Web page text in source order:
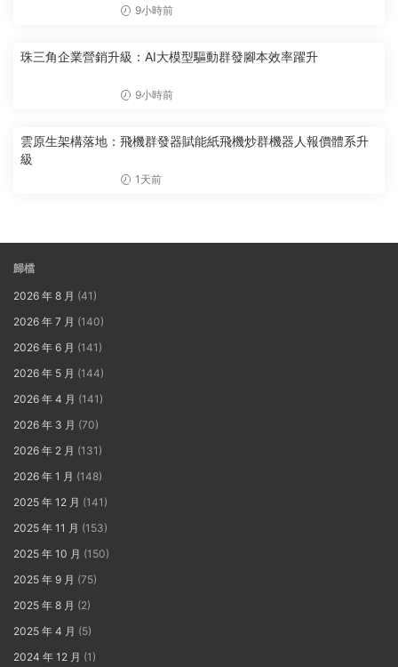
9小時前
珠三角企業營銷升級：AI大模型驅動群發腳本效率躍升
9小時前
雲原生架構落地：飛機群發器賦能紙飛機炒群機器人報價體系升
級
1天前
歸檔
2026 年 8 月 (41)
2026 年 7 月 (140)
2026 年 6 月 (141)
2026 年 5 月 (144)
2026 年 4 月 (141)
2026 年 3 月 (70)
2026 年 2 月 (131)
2026 年 1 月 (148)
2025 年 12 月 (141)
2025 年 11 月 (153)
2025 年 10 月 (150)
2025 年 9 月 (75)
2025 年 8 月 (2)
2025 年 4 月 (5)
2024 年 12 月 (1)